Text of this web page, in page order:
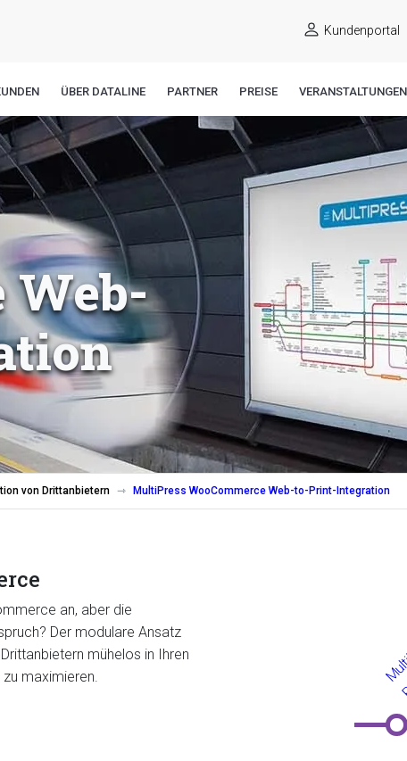
Kundenportal
ÜBER DATALINE PARTNER PREISE VERANSTALTUNGEN
Web-
von Drittanbietern MultiPress WooCommerce Web-to-Print-Integration
an, aber die
Der modulare Ansatz
mühelos in Ihren
maximieren.